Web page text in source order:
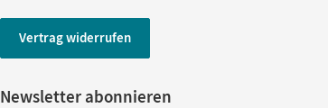
Vertrag widerrufen
Newsletter abonnieren